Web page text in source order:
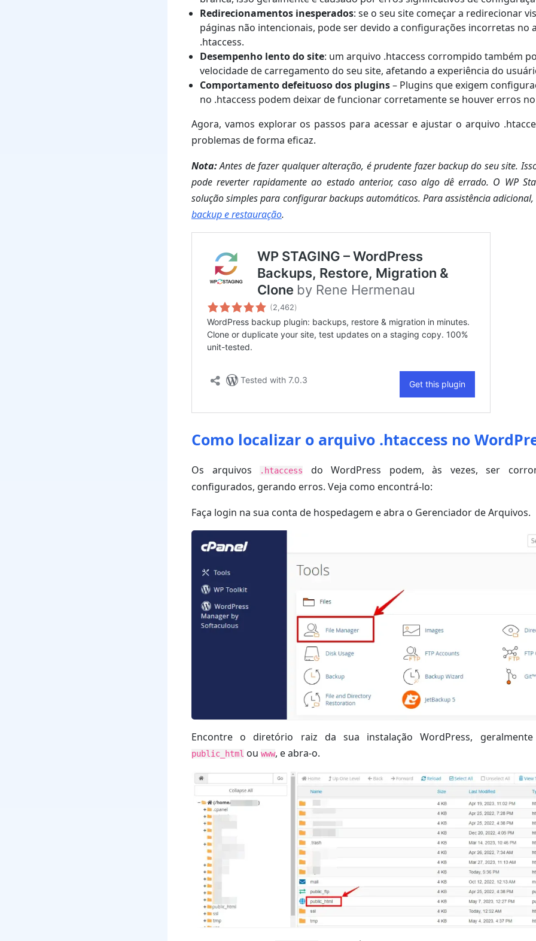
Redirecionamentos inesperados: se o seu site começar a redirecionar
páginas não intencionais, pode ser devido a configurações incorretas no
.htaccess.
Desempenho lento do site: um arquivo .htaccess corrompido também
velocidade de carregamento do seu site, afetando a experiência do
Comportamento defeituoso dos plugins– Plugins que exigem
no .htaccess podem deixar de funcionar corretamente se houver erros
Agora, vamos explorar os passos para acessar e ajustar o arquivo
problemas de forma eficaz.
Nota:Antes de fazer qualquer alteração, é prudente fazer backup do seu site.
pode reverter rapidamente ao estado anterior, caso algo dê errado. O WP
solução simples para configurar backups automáticos. Para assistência
backup e restauração.
Como localizar o arquivo .htaccess no
Os arquivos .htaccess
do WordPress podem, às vezes, ser
configurados, gerando erros. Veja como encontrá-lo:
Faça login na sua conta de hospedagem e abra o Gerenciador de Arquivos.
Encontre o diretório raiz da sua instalação WordPress,
public_html ou www, e abra-o.